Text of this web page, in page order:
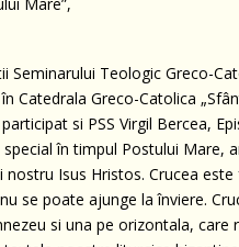
Seminarului Teologic Greco-
Catedrala Greco-Catolica
si PSS Virgil Bercea,
în timpul Postului Mare,
Isus Hristos. Crucea
se poate ajunge la înviere.
si una pe orizontala,